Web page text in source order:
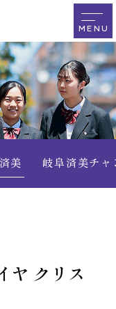
美 岐阜済美チ
ヤ クリス